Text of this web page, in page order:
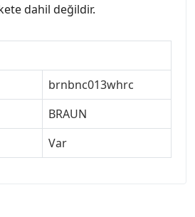
dahil değildir.
brnbnc013whrc
BRAUN
Var